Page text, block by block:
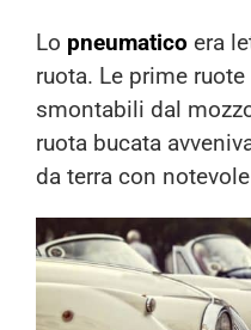
Lo pneumatico era
ruota. Le prime
smontabili dal
ruota bucata
da terra con